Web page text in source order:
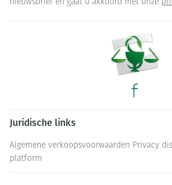
nieuwsbrief en gaat u akkoord met onze
Juridische links
Algemene verkoopsvoorwaarden Privacy
platform